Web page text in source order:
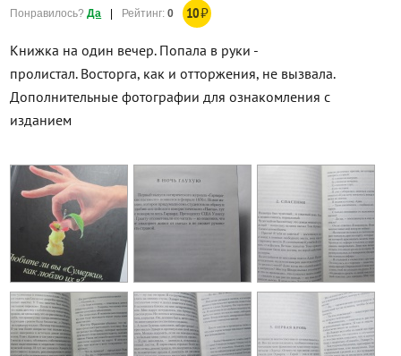
Понравилось?Да | Рейтинг:0 10₽
Книжка на один вечер. Попала в руки -
пролистал. Восторга, как и отторжения, не вызвала.
Дополнительные фотографии для ознакомления с
изданием